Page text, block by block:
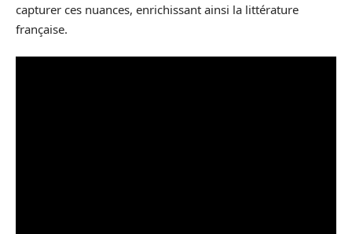
capturer ces nuances, enrichissant ainsi la littérature
française.